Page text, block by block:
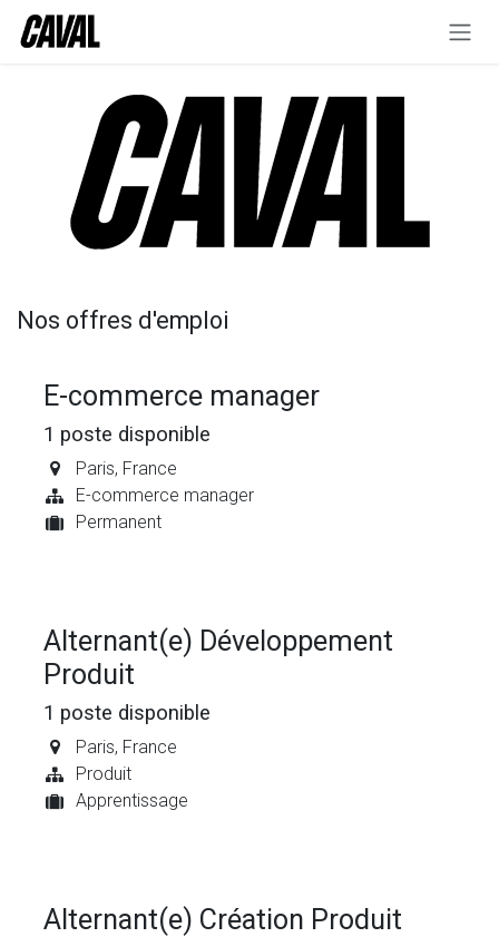
Se rendre au contenu
Nos offres d'emploi
E-commerce manager
1 poste disponible
Paris, France
E-commerce manager
Permanent
Alternant(e) Développement
Produit
1 poste disponible
Paris, France
Produit
Apprentissage
Alternant(e) Création Produit